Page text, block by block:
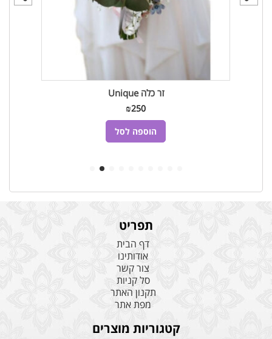
זר כלה Unique
₪250
הוספה לסל
תפריט
דף הבית
אודותינו
צור קשר
סל קניות
תקנון האתר
מפת אתר
קטגוריות מוצרים